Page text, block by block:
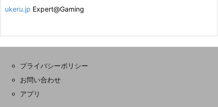
ukeru.jp Expert@Gaming
プライバシーポリシー
お問い合わせ
アプリ